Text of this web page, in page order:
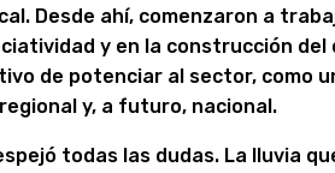
Desde ahí, comenzaron a
y en la construcción del
de potenciar al sector, como
y, a futuro, nacional.
todas las dudas. La lluvia